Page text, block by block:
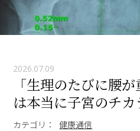
2026.07.09
「生理のたびに腰
は本当に子宮のチカ
カテゴリ： 健康通信